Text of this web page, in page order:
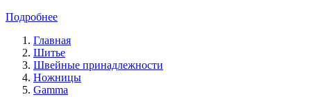
Подробнее
Главная
Шитье
Швейные принадлежности
Ножницы
Gamma